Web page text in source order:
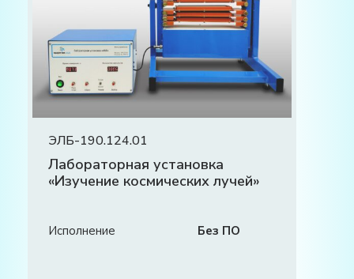
ЭЛБ-190.124.01
Лабораторная установка
«Изучение космических лучей»
Исполнение Без ПО